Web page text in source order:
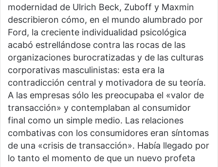
modernidad de Ulrich Beck, Zuboff y Maxmin
describieron cómo, en el mundo alumbrado por
Ford, la creciente individualidad psicológica
acabó estrellándose contra las rocas de las
organizaciones burocratizadas y de las culturas
corporativas masculinistas: esta era la
contradicción central y motivadora de su teoría.
A las empresas sólo les preocupaba el «valor de
transacción» y contemplaban al consumidor
final como un simple medio. Las relaciones
combativas con los consumidores eran síntomas
de una «crisis de transacción». Había llegado por
lo tanto el momento de que un nuevo profeta